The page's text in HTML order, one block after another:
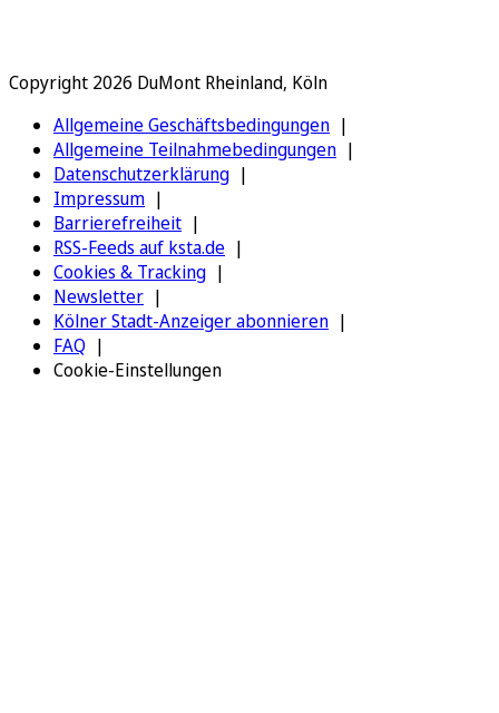
Copyright 2026 DuMont Rheinland, Köln
Allgemeine Geschäftsbedingungen
Allgemeine Teilnahmebedingungen
Datenschutzerklärung
Impressum
Barrierefreiheit
RSS-Feeds auf ksta.de
Cookies & Tracking
Newsletter
Kölner Stadt-Anzeiger abonnieren
FAQ
Cookie-Einstellungen